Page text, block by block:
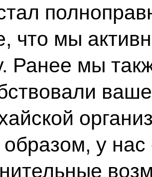
что мы
Ранее мы
у